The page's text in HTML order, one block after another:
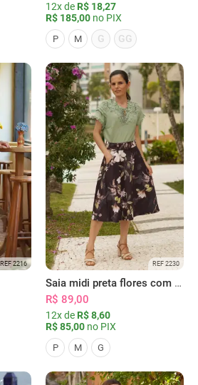
12x de R$ 18,27
R$ 185,00 no PIX
P M G GG
REF 2216 REF 2230
Saia midi preta flores com bolsos
R$ 89,00
12x de R$ 8,60
R$ 85,00 no PIX
P M G